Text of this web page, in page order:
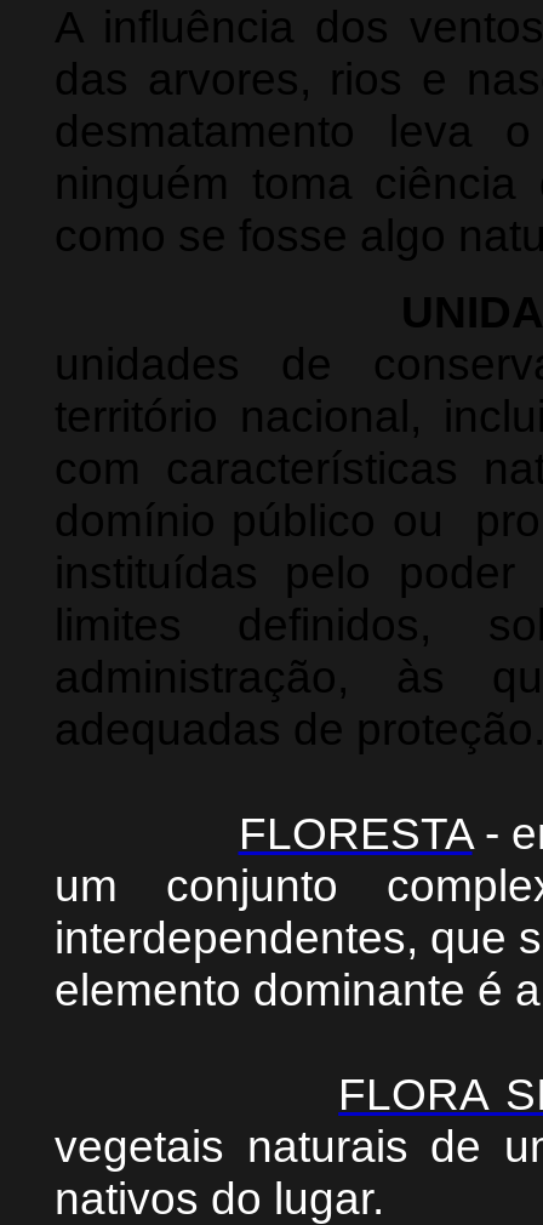
A influência dos
das arvores, rios e
desmatamento leva
ninguém toma
como se fosse algo
unidades de
território nacional,
com características
domínio público ou
instituídas pelo
limites definidos,
administração, às
adequadas de
FLORESTA-
um conjunto
interdependentes, que
elemento dominante é
FLORA
vegetais naturais de
nativos do lugar.